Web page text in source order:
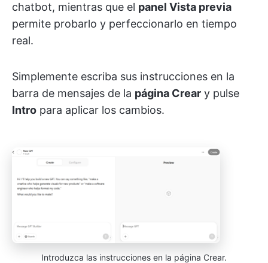
chatbot, mientras que el panel Vista previa
permite probarlo y perfeccionarlo en tiempo
real.
Simplemente escriba sus instrucciones en la
barra de mensajes de la página Crear y pulse
Intro para aplicar los cambios.
Introduzca las instrucciones en la página Crear.